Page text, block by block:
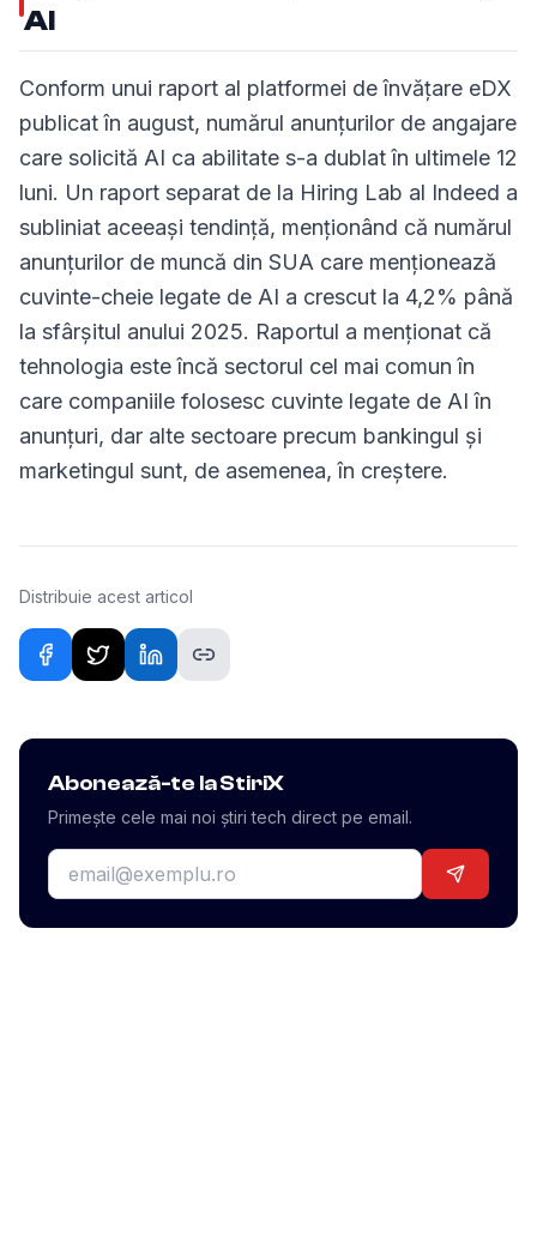
AI
Conform unui raport al platformei de învățare eDX
publicat în august, numărul anunțurilor de angajare
care solicită AI ca abilitate s-a dublat în ultimele 12
luni. Un raport separat de la Hiring Lab al Indeed a
subliniat aceeași tendință, menționând că numărul
anunțurilor de muncă din SUA care menționează
cuvinte-cheie legate de AI a crescut la 4,2% până
la sfârșitul anului 2025. Raportul a menționat că
tehnologia este încă sectorul cel mai comun în
care companiile folosesc cuvinte legate de AI în
anunțuri, dar alte sectoare precum bankingul și
marketingul sunt, de asemenea, în creștere.
Distribuie acest articol
Abonează-te la StiriX
Primește cele mai noi știri tech direct pe email.